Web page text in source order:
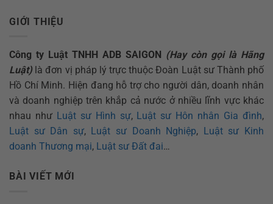
GIỚI THIỆU
Công ty Luật TNHH ADB SAIGON
(Hay còn gọi là Hãng
Luật) là đơn vị pháp lý trực thuộc Đoàn Luật sư Thành phố
Hồ Chí Minh. Hiện đang hỗ trợ cho người dân, doanh nhân
và doanh nghiệp trên khắp cả nước ở nhiều lĩnh vực khác
nhau như Luật sư Hình sự, Luật sư Hôn nhân Gia đình,
Luật sư Dân sự, Luật sư Doanh Nghiệp,
Luật sư Kinh
doanh Thương mại, Luật sư Đất đai…
BÀI VIẾT MỚI